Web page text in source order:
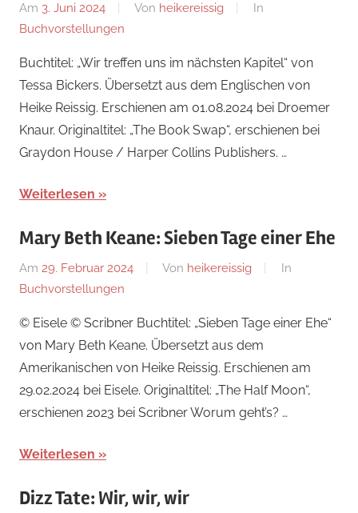
Am 3. Juni 2024 Von heikereissig
In
Buchvorstellungen
Buchtitel: „Wir treffen uns im nächsten Kapitel“ von
Tessa Bickers. Übersetzt aus dem Englischen von
Heike Reissig. Erschienen am 01.08.2024 bei Droemer
Knaur. Originaltitel: „The Book Swap“, erschienen bei
Graydon House / Harper Collins Publishers. …
Weiterlesen
Mary Beth Keane: Sieben Tage einer Ehe
Am 29. Februar 2024 Von heikereissig
In
Buchvorstellungen
© Eisele © Scribner Buchtitel: „Sieben Tage einer Ehe“
von Mary Beth Keane. Übersetzt aus dem
Amerikanischen von Heike Reissig. Erschienen am
29.02.2024 bei Eisele. Originaltitel: „The Half Moon“,
erschienen 2023 bei Scribner Worum geht’s? …
Weiterlesen
Dizz Tate: Wir, wir, wir